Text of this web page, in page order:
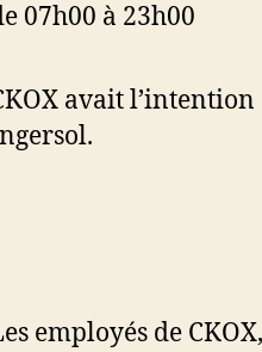
07h00 à 23h00
avait
employés de